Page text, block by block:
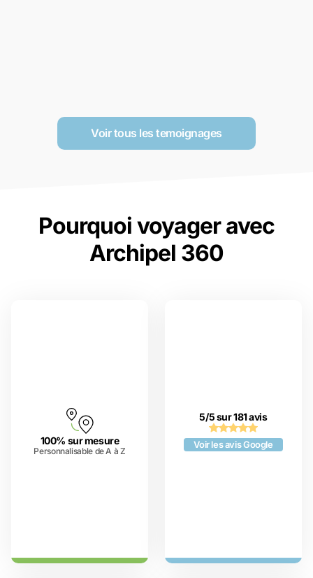
Voir tous les temoignages
Pourquoi voyager avec
Archipel 360
100% sur mesure
Personnalisable de A à Z
5/5 sur 181 avis
Voir les avis Google